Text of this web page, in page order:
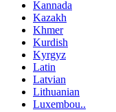
Kannada
Kazakh
Khmer
Kurdish
Kyrgyz
Latin
Latvian
Lithuanian
Luxembou..